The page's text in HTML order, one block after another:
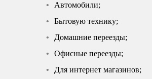
Автомобили;
Бытовую технику;
Домашние переезды;
Офисные переезды;
Для интернет магазинов;